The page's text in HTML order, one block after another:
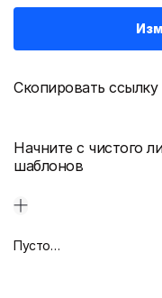
Скопировать
Начните с чистого
шаблонов
Пустой дизайн-макет